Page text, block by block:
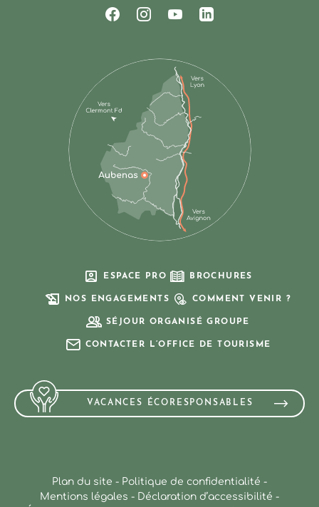
Suivez-nous sur Facebook
Suivez-nous sur Instagram
Suivez-nous sur
Suivez-nous sur
ESPACE PRO BROCHURES
NOS ENGAGEMENTS COMMENT VENIR ?
SÉJOUR ORGANISÉ GROUPE
CONTACTER L’OFFICE DE TOURISME
VACANCES ÉCORESPONSABLES
Plan du site - Politique de confidentialité -
Mentions légales - Déclaration d’accessibilité -